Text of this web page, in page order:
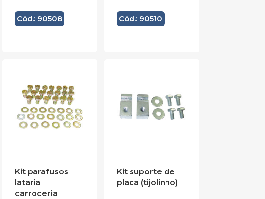
Cód.: 90508 Cód.: 90510
Kit parafusos
lataria
carroceria
Kit suporte de
placa (tijolinho)